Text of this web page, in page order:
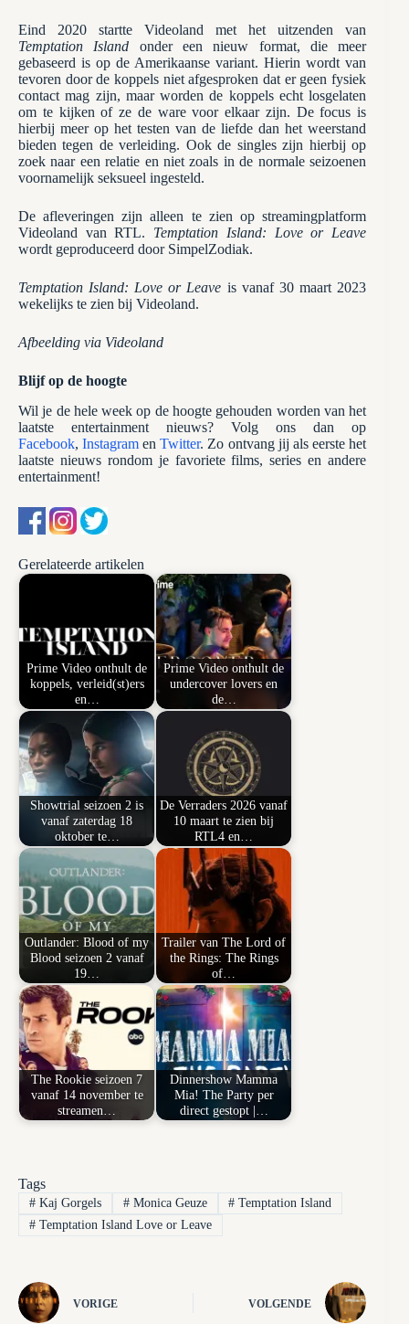
Eind 2020 startte Videoland met het uitzenden van
Temptation Island onder een nieuw format, die meer
gebaseerd is op de Amerikaanse variant. Hierin wordt van
tevoren door de koppels niet afgesproken dat er geen fysiek
contact mag zijn, maar worden de koppels echt losgelaten
om te kijken of ze de ware voor elkaar zijn. De focus is
hierbij meer op het testen van de liefde dan het weerstand
bieden tegen de verleiding. Ook de singles zijn hierbij op
zoek naar een relatie en niet zoals in de normale seizoenen
voornamelijk seksueel ingesteld.
De afleveringen zijn alleen te zien op streamingplatform
Videoland van RTL. Temptation Island: Love or Leave
wordt geproduceerd door SimpelZodiak.
Temptation Island: Love or Leave is vanaf 30 maart 2023
wekelijks te zien bij Videoland.
Afbeelding via Videoland
Blijf op de hoogte
Wil je de hele week op de hoogte gehouden worden van het
laatste entertainment nieuws? Volg ons dan op
Facebook,InstagramenTwitter. Zo ontvang jij als eerste het
laatste nieuws rondom je favoriete films, series en andere
entertainment!
Gerelateerde artikelen
Prime Video onthult de
koppels, verleid(st)ers
en…
Prime Video onthult de
undercover lovers en
de…
Showtrial seizoen 2 is
vanaf zaterdag 18
oktober te…
De Verraders 2026 vanaf
10 maart te zien bij
RTL4 en…
Outlander: Blood of my
Blood seizoen 2 vanaf
19…
Trailer van The Lord of
the Rings: The Rings
of…
The Rookie seizoen 7
vanaf 14 november te
streamen…
Dinnershow Mamma
Mia! The Party per
direct gestopt |…
Tags
#Kaj Gorgels #Monica Geuze # Temptation Island
#Temptation Island Love or Leave
VORIGE VOLGENDE